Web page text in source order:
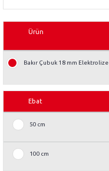
Ürün
Bakır Çubuk 18 mm Elektrolize
Ebat
50 cm
100 cm